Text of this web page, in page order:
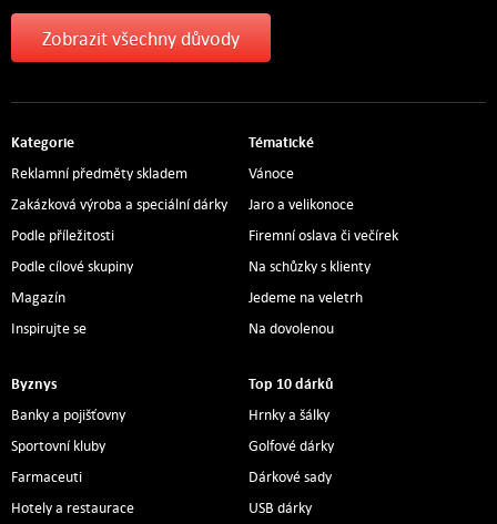
Zobrazit všechny důvody
Kategorie
Reklamní předměty skladem
Zakázková výroba a speciální dárky
Podle příležitosti
Podle cílové skupiny
Magazín
Inspirujte se
Tématické
Vánoce
Jaro a velikonoce
Firemní oslava či večírek
Na schůzky s klienty
Jedeme na veletrh
Na dovolenou
Byznys
Banky a pojišťovny
Sportovní kluby
Farmaceuti
Hotely a restaurace
Top 10 dárků
Hrnky a šálky
Golfové dárky
Dárkové sady
USB dárky